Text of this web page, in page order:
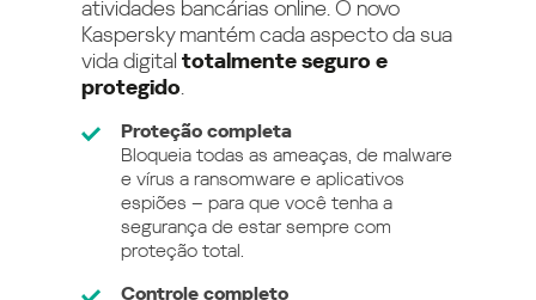
atividades bancárias online. O novo
Kaspersky mantém cada aspecto da sua
vida digital totalmente seguro e
protegido.
Proteção completa
Bloqueia todas as ameaças, de malware
e vírus a ransomware e aplicativos
espiões – para que você tenha a
segurança de estar sempre com
proteção total.
Controle completo